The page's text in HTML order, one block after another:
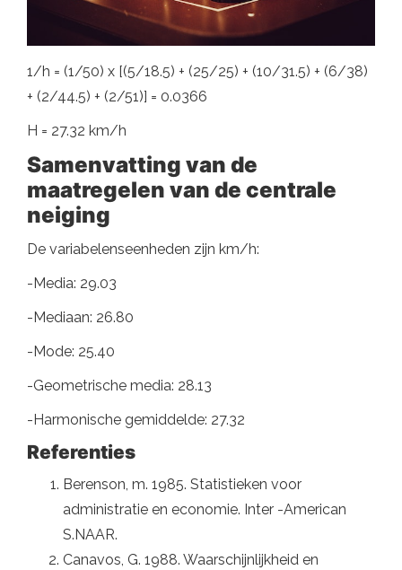
1/h = (1/50) x [(5/18.5) + (25/25) + (10/31.5) + (6/38)
+ (2/44.5) + (2/51)] = 0.0366
H = 27.32 km/h
Samenvatting van de
maatregelen van de centrale
neiging
De variabelenseenheden zijn km/h:
-Media: 29.03
-Mediaan: 26.80
-Mode: 25.40
-Geometrische media: 28.13
-Harmonische gemiddelde: 27.32
Referenties
Berenson, m. 1985. Statistieken voor
administratie en economie. Inter -American
S.NAAR.
Canavos, G. 1988. Waarschijnlijkheid en